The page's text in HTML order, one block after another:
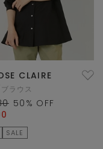
CLAIRE
ラウス
50 % OFF
SALE